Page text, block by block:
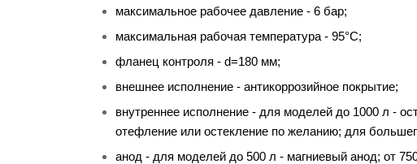
максимальное рабочее давление - 6 бар;
максимальная рабочая температура - 95°С;
фланец контроля - d=180 мм;
внешнее исполнение - антикоррозийное покрытие;
внутреннее исполнение - для моделей до 1000 л -
отефление или остекление по желанию; для
анод - для моделей до 500 л - магниевый анод; от